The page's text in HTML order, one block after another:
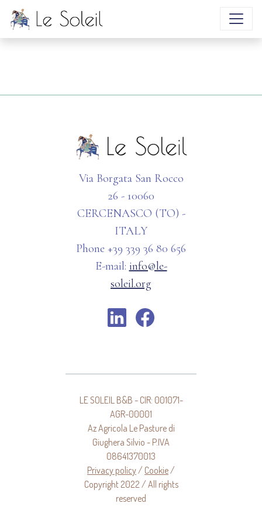
domande
Via Borgata San Rocco
26 - 10060
CERCENASCO (TO) -
ITALY
Phone +39 339 36 80 656
E-mail: info@le-
soleil.org
LE SOLEIL B&B - CIR: 001071-
AGR-00001
Az Agricola Le Pasture di
Giughera Silvio - P.IVA
08641370013
Privacy policy/ Cookie/
Copyright 2022 / All rights
reserved